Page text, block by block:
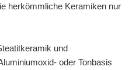
herkömmliche Keramiken nur
und
oder Tonbasis